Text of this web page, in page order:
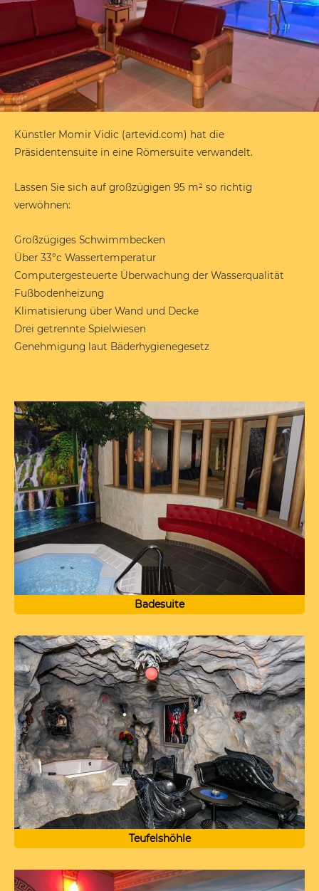
Badesuite
Teufelshöhle
Künstler Momir Vidic (artevid.com) hat die
Präsidentensuite in eine Römersuite verwandelt.
Lassen Sie sich auf großzügigen 95 m² so richtig
verwöhnen:
Großzügiges Schwimmbecken
Über 33°c Wassertemperatur
Computergesteuerte Überwachung der Wasserqualität
Fußbodenheizung
Klimatisierung über Wand und Decke
Drei getrennte Spielwiesen
Genehmigung laut Bäderhygienegesetz